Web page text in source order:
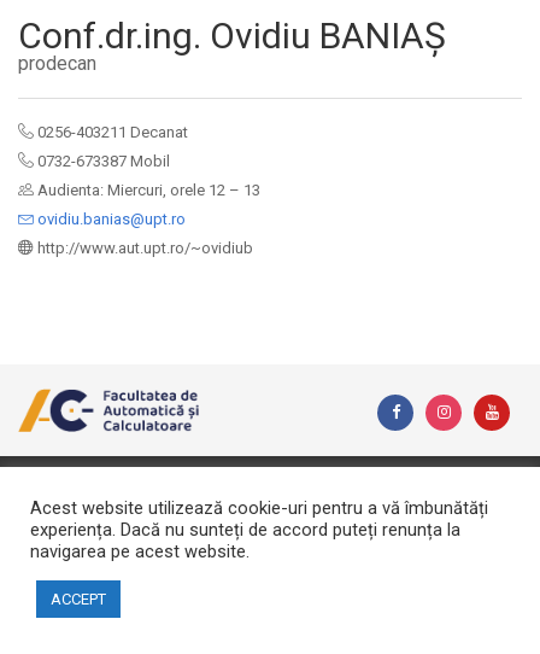
Conf.dr.ing. Ovidiu BANIAȘ
prodecan
0256-403211 Decanat
0732-673387 Mobil
Audienta: Miercuri, orele 12 – 13
ovidiu.banias@upt.ro
http://www.aut.upt.ro/~ovidiub
Website realizat de DialogData
Acest website utilizează cookie-uri pentru a vă îmbunătăți
experiența. Dacă nu sunteți de accord puteți renunța la
navigarea pe acest website.
ACCEPT